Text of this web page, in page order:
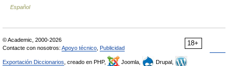
Español
18+
© Academic, 2000-2026
Contacte con nosotros: Apoyo técnico Publicidad
Exportación Diccionarios , creado en PHP, Joomla,
Drupal,